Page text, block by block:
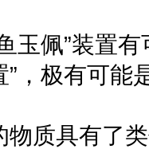
玉佩”装置
，极有可能
质具有了